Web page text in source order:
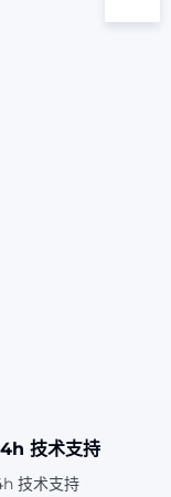
技术支持
技术支持